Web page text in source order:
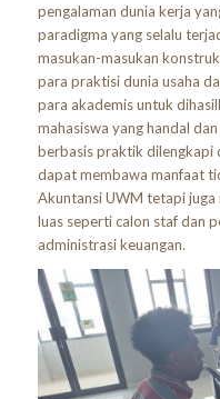
pengalaman dunia kerja
paradigma yang selalu
masukan-masukan
para praktisi dunia usaha
para akademis untuk
mahasiswa yang handal
berbasis praktik dilengkapi
dapat membawa manfaat
Akuntansi UWM tetapi
luas seperti calon staf dan
administrasi keuangan.